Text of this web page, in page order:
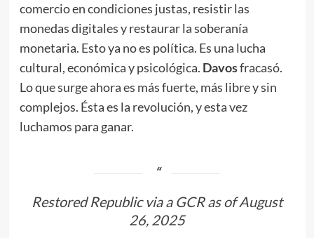
comercio en condiciones justas, resistir las
monedas digitales y restaurar la soberanía
monetaria. Esto ya no es política. Es una lucha
cultural, económica y psicológica. Davosfracasó.
Lo que surge ahora es más fuerte, más libre y sin
complejos. Ésta es la revolución, y esta vez
luchamos para ganar.
Restored Republic via a GCR as of August
26, 2025